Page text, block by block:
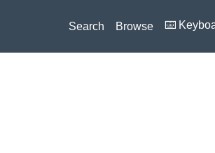
Search Browse ⌨️